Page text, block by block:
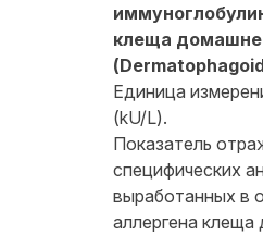
клеща
Единица
(kU/L).
Показатель
специфических
выработанных в
аллергена